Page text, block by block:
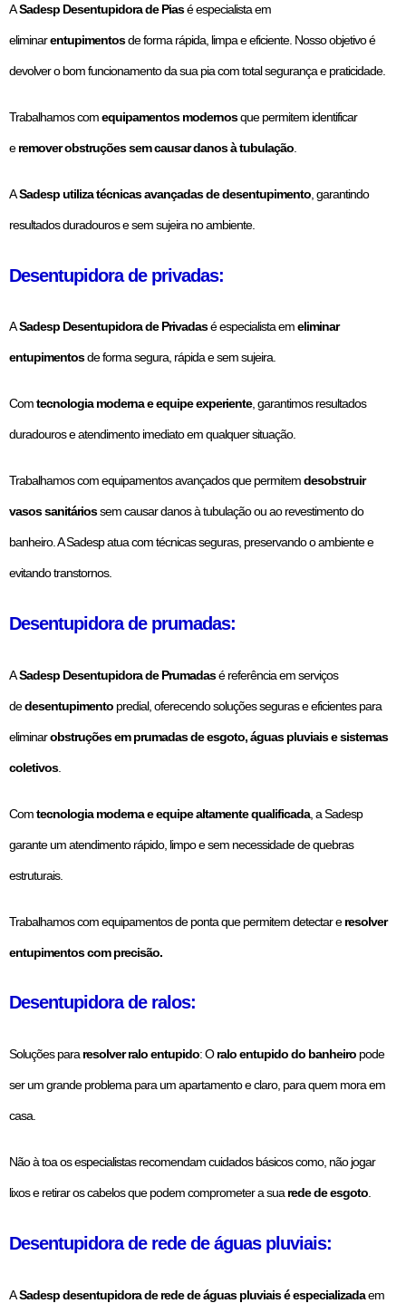
ASadesp Desentupidora de Piasé especialista em
eliminarentupimentosde forma rápida, limpa e eficiente. Nosso objetivo é
devolver o bom funcionamento da sua pia com total segurança e praticidade.
Trabalhamos comequipamentos modernosque permitem identificar
eremover obstruçõessem causar danos à tubulação
ASadesp utiliza técnicas avançadas de desentupimento , garantindo
resultados duradouros e sem sujeira no ambiente.
Desentupidora de privadas:
ASadesp Desentupidora de Privadasé especialista emeliminar
entupimentosde forma segura, rápida e sem sujeira.
Comtecnologia moderna e equipe experiente, garantimos resultados
duradouros e atendimento imediato em qualquer situação.
Trabalhamos com equipamentos avançados que permitemdesobstruir
vasos sanitáriossem causar danos à tubulação ou ao revestimento do
banheiro. A Sadesp atua com técnicas seguras, preservando o ambiente e
evitando transtornos.
Desentupidora de prumadas:
ASadesp Desentupidora de Prumadasé referência em serviços
dedesentupimento predial, oferecendo soluções seguras e eficientes para
eliminarobstruções em prumadasde esgoto, águas pluviais e sistemas
coletivos.
Comtecnologia moderna e equipe altamente qualificada, a Sadesp
garante um atendimento rápido, limpo e sem necessidade de quebras
estruturais.
Trabalhamos com equipamentos de ponta que permitem detectar eresolver
entupimentos com precisão.
Desentupidora de ralos:
Soluções para resolver ralo entupido: Oralo entupido do banheiro pode
ser um grande problema para um apartamento e claro, para quem mora em
casa.
Não à toa os especialistas recomendam cuidados básicos como, não jogar
lixos e retirar os cabelos que podem comprometer a sua rede de esgoto
Desentupidora de rede de águas pluviais:
ASadesp desentupidora de rede de águas pluviais é especializadaem